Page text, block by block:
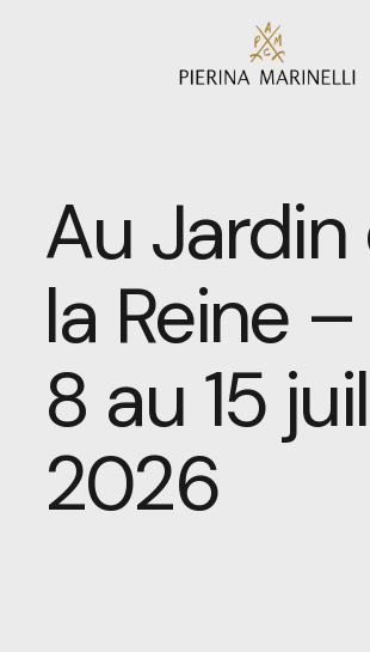
Au
la Reine
8 au 15
2026